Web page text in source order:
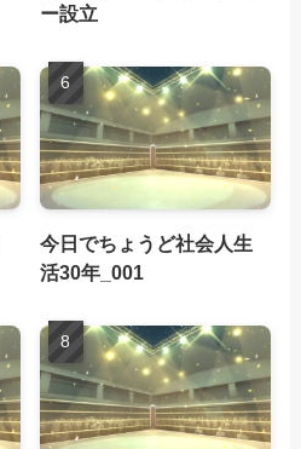
ー設立
今日でちょうど社会人生
活30年_001